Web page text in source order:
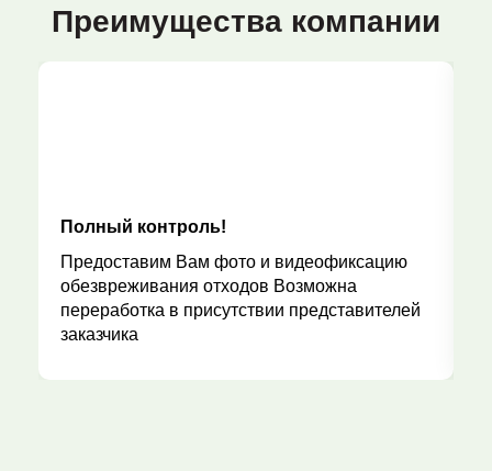
Преимущества компании
Полный контроль!
Предоставим Вам фото и видеофиксацию
обезвреживания отходов Возможна
переработка в присутствии представителей
заказчика